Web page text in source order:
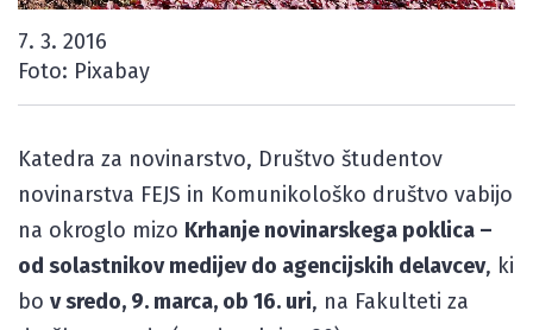
7. 3. 2016
Foto: Pixabay
Katedra za novinarstvo, Društvo študentov
novinarstva FEJS in Komunikološko društvo vabijo
na okroglo mizo Krhanje novinarskega poklica –
od solastnikov medijev do agencijskih delavcev, ki
bo v sredo, 9. marca, ob 16. uri, na Fakulteti za